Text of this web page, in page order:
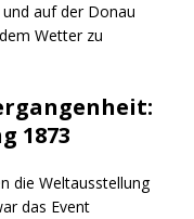
auf der Donau
Wetter zu
1873
die Weltausstellung
das Event